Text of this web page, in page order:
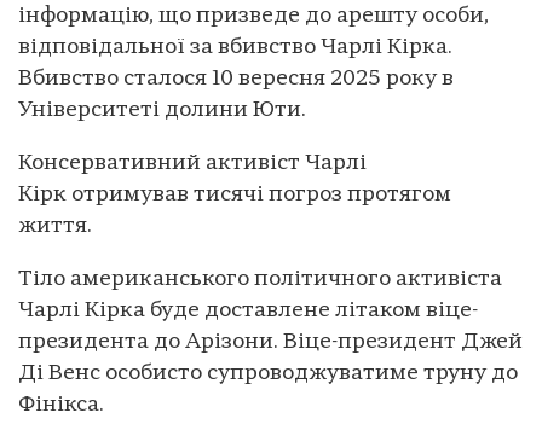
інформацію, що призведе до арешту особи,
відповідальної за вбивство Чарлі Кірка.
Вбивство сталося 10 вересня 2025 року в
Університеті долини Юти.
Консервативний активіст Чарлі
Кірк отримував тисячі погроз протягом
життя.
Тіло американського політичного активіста
Чарлі Кірка буде доставлене літаком віце-
президента до Арізони. Віце-президент Джей
Ді Венс особисто супроводжуватиме труну до
Фінікса.